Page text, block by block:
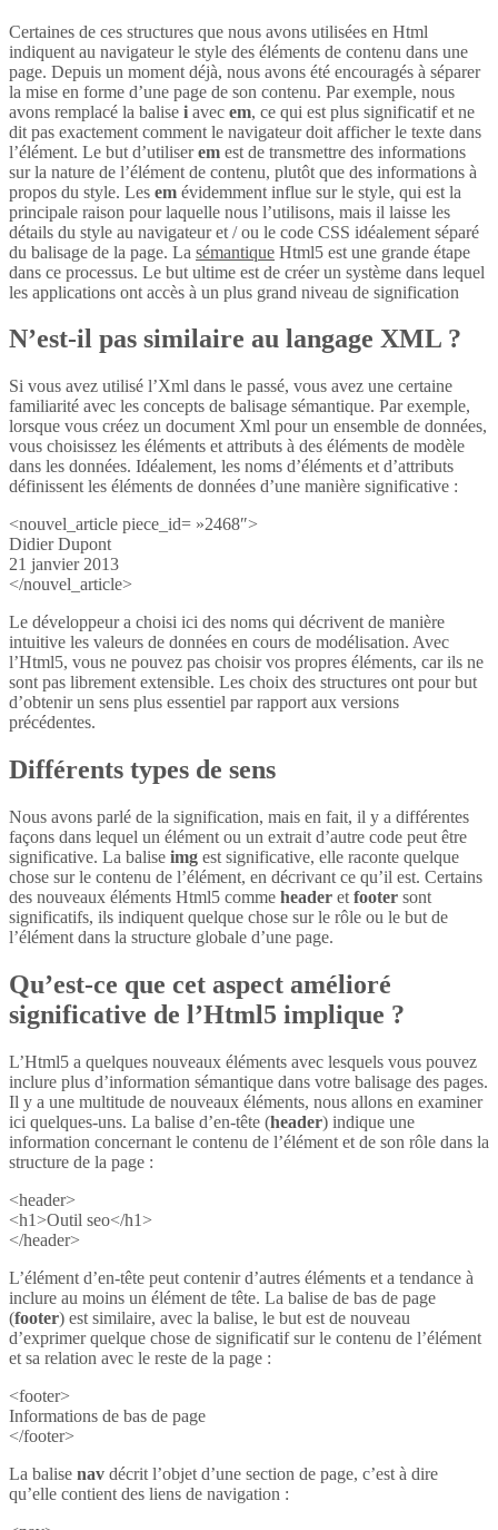
Certaines de ces structures que nous avons utilisées en Html
indiquent au navigateur le style des éléments de contenu dans une
page. Depuis un moment déjà, nous avons été encouragés à séparer
la mise en forme d’une page de son contenu. Par exemple, nous
avons remplacé la balise i avec em, ce qui est plus significatif et ne
dit pas exactement comment le navigateur doit afficher le texte dans
l’élément. Le but d’utiliserem est de transmettre des informations
sur la nature de l’élément de contenu, plutôt que des informations à
propos du style. Les em évidemment influe sur le style, qui est la
principale raison pour laquelle nous l’utilisons, mais il laisse les
détails du style au navigateur et / ou le code CSS idéalement séparé
du balisage de la page. La sémantique Html5 est une grande étape
dans ce processus. Le but ultime est de créer un système dans lequel
les applications ont accès à un plus grand niveau de signification
N’est-il pas similaire au langage XML ?
Si vous avez utilisé l’Xml dans le passé, vous avez une certaine
familiarité avec les concepts de balisage sémantique. Par exemple,
lorsque vous créez un document Xml pour un ensemble de données,
vous choisissez les éléments et attributs à des éléments de modèle
dans les données. Idéalement, les noms d’éléments et d’attributs
définissent les éléments de données d’une manière significative :
<nouvel_article piece_id= »2468″>
Didier Dupont
21 janvier 2013
</nouvel_article>
Le développeur a choisi ici des noms qui décrivent de manière
intuitive les valeurs de données en cours de modélisation. Avec
l’Html5, vous ne pouvez pas choisir vos propres éléments, car ils ne
sont pas librement extensible. Les choix des structures ont pour but
d’obtenir un sens plus essentiel par rapport aux versions
précédentes.
Différents types de sens
Nous avons parlé de la signification, mais en fait, il y a différentes
façons dans lequel un élément ou un extrait d’autre code peut être
significative. La balise img est significative, elle raconte quelque
chose sur le contenu de l’élément, en décrivant ce qu’il est. Certains
des nouveaux éléments Html5 comme header et footer sont
significatifs, ils indiquent quelque chose sur le rôle ou le but de
l’élément dans la structure globale d’une page.
Qu’est-ce que cet aspect amélioré
significative de l’Html5 implique ?
L’Html5 a quelques nouveaux éléments avec lesquels vous pouvez
inclure plus d’information sémantique dans votre balisage des pages.
Il y a une multitude de nouveaux éléments, nous allons en examiner
ici quelques-uns. La balise d’en-tête (header) indique une
information concernant le contenu de l’élément et de son rôle dans la
structure de la page :
<header>
<h1>Outil seo</h1>
</header>
L’élément d’en-tête peut contenir d’autres éléments et a tendance à
inclure au moins un élément de tête. La balise de bas de page
(footer) est similaire, avec la balise, le but est de nouveau
d’exprimer quelque chose de significatif sur le contenu de l’élément
et sa relation avec le reste de la page :
<footer>
Informations de bas de page
</footer>
La balise nav décrit l’objet d’une section de page, c’est à dire
qu’elle contient des liens de navigation :